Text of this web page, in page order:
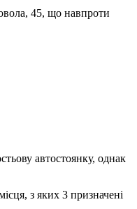
45, що навпроти
автостоянку, однак
з яких 3 призначені